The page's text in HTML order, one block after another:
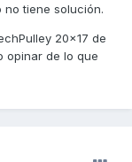
no tiene solución.
20x17 de
opinar de lo que